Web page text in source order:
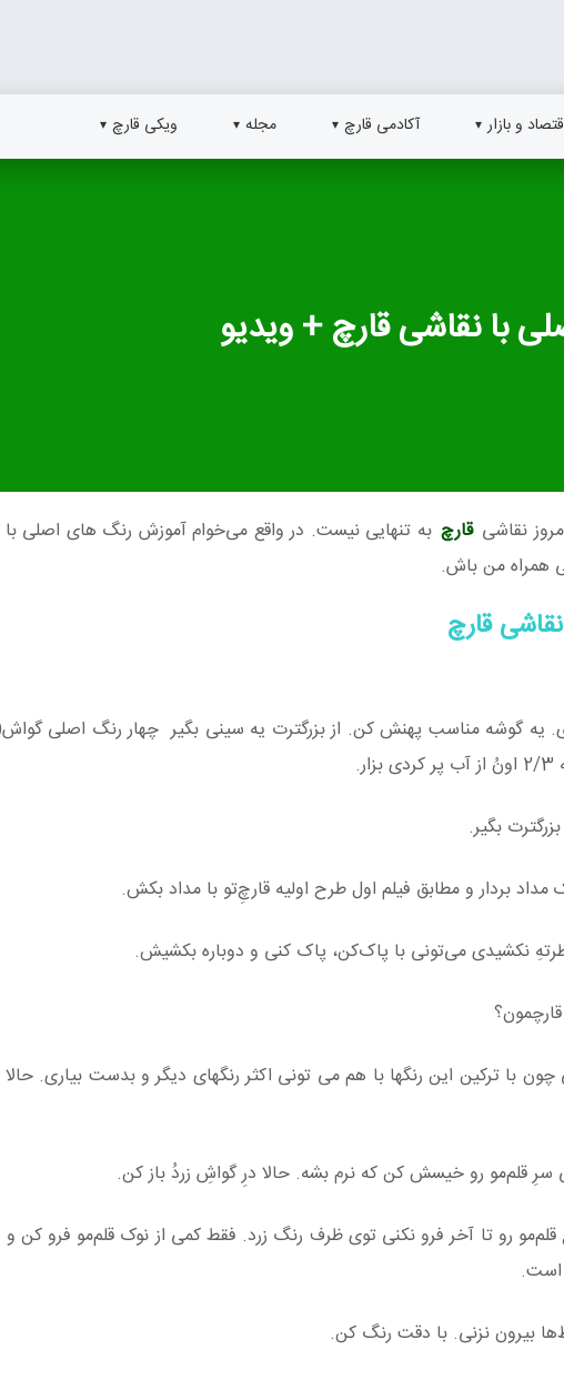
و بازار آکادمی قارچ مجله ویکی قارچ
با نقاشی قارچ + ویدیو
نقاشی قارچ به تنهایی نیست. در واقع می‌خوام آموزش رنگ های اصلی
همراه من باش.
قارچ
یه گوشه مناسب پهنش کن. از بزرگترت یه سینی بگیر چهار رنگ اصلی
بگیر.
بردار و مطابق فیلم اول طرح اولیه قارچ‌ِتو با مداد بکش.
نکشیدی می‌تونی با پاک‌کن، پاک کنی و دوباره بکشیش.
با ترکین این رنگها با هم می تونی اکثر رنگهای دیگر و بدست بیاری.
سرِ قلم‌مو رو خیسش کن که نرم بشه. حالا درِ گواشِ زردُ باز کن.
رو تا آخر فرو نکنی توی ظرف رنگ زرد. فقط کمی از نوک قلم‌مو فرو کن و
است.
بیرون نزنی. با دقت رنگ کن.